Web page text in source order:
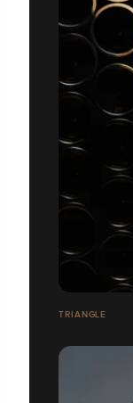
TRIANGLE